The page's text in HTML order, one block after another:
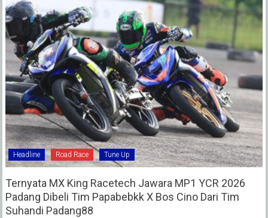
Headline Road Race Tune Up
Ternyata MX King Racetech Jawara MP1 YCR 2026
Padang Dibeli Tim Papabebkk X Bos Cino Dari Tim
Suhandi Padang88